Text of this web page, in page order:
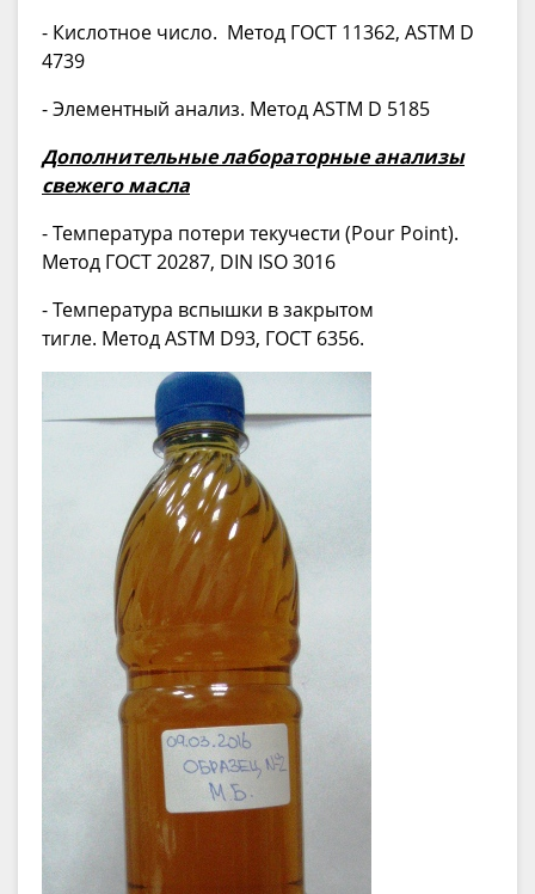
- Кислотное число. Метод ГОСТ 11362, ASTM D
4739
- Элементный анализ. Метод ASTM D 5185
Дополнительные лабораторные анализы
свежего масла
- Температура потери текучести (Pour Point).
Метод ГОСТ 20287, DIN ISO 3016
- Температура вспышки в закрытом
тигле. Метод ASTM D93, ГОСТ 6356.